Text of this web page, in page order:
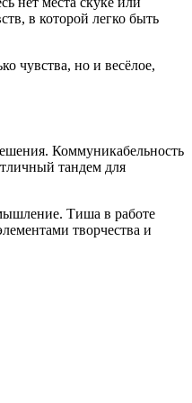
в которой легко быть
чувства, но и весёлое,
Коммуникабельность
тандем для
Тиша в работе
творчества и